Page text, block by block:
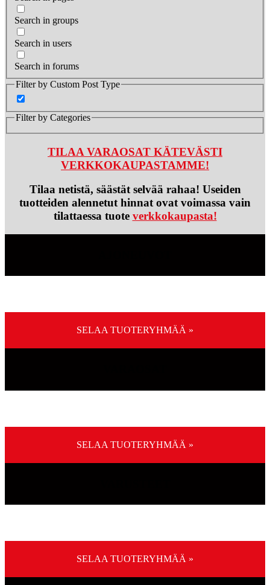
Search in groups
Search in users
Search in forums
Filter by Custom Post Type
Filter by Categories
TILAA VARAOSAT KÄTEVÄSTI
VERKKOKAUPASTAMME!
Tilaa netistä, säästät selvää rahaa! Useiden
tuotteiden alennetut hinnat ovat voimassa vain
tilattaessa tuote verkkokaupasta!
SELAA TUOTERYHMÄÄ »
SELAA TUOTERYHMÄÄ »
SELAA TUOTERYHMÄÄ »